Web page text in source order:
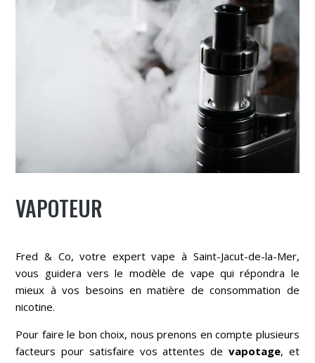
VAPOTEUR
Fred & Co, votre expert vape à Saint-Jacut-de-la-Mer,
vous guidera vers le modèle de vape qui répondra le
mieux à vos besoins en matière de consommation de
nicotine.
Pour faire le bon choix, nous prenons en compte plusieurs
facteurs pour satisfaire vos attentes de vapotage, et